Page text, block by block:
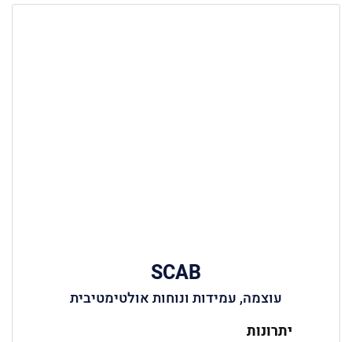
SCAB
עוצמה, עמידות ונוחות אולטימטיבית
יתרונות